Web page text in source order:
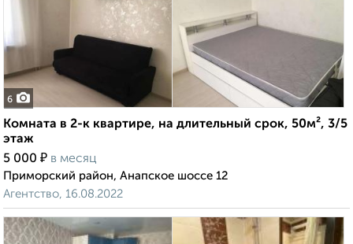
6
Комната в 2-к квартире, на длительный срок, 50м², 3/5
этаж
5 000 ₽ в месяц
Приморский район, Анапское шоссе 12
Агентство, 16.08.2022